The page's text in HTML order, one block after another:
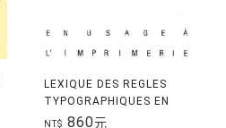
LEXIQUE DES REGLES
TYPOGRAPHIQUES EN
USAGE A L'IMPRIMERIE
NT$ 860元